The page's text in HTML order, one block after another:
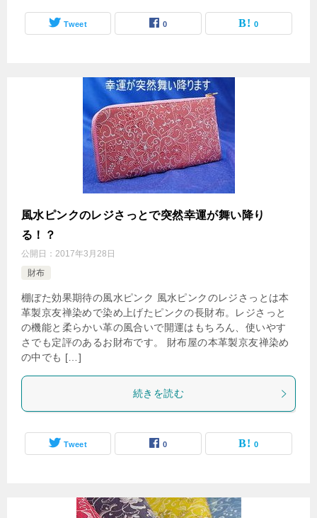
Tweet 0 0
風水ピンクのレジさっとで突然幸運が舞い降り
る！？
公開日： 2017年3月28日
財布
棚ぼた効果期待の風水ピンク 風水ピンクのレジさっとは本
革製京友禅染めで染め上げたピンクの長財布。レジさっと
の機能と柔らかい革の風合いで開運はもちろん、使いやす
さでも定評のあるお財布です。 財布屋の本革製京友禅染め
の中でも […]
続きを読む
Tweet 0 0